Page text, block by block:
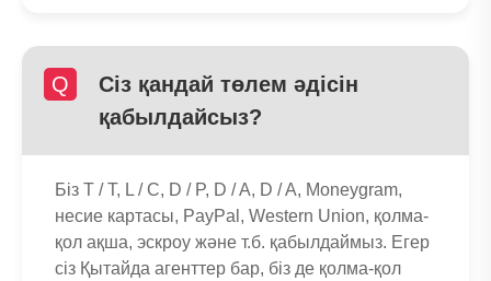
Q
Сіз қандай төлем әдісін
қабылдайсыз?
Біз T / T, L / C, D / P, D / A, D / A, Moneygram,
несие картасы, PayPal, Western Union, қолма-
қол ақша, эскроу және т.б. қабылдаймыз. Егер
сіз Қытайда агенттер бар, біз де қолма-қол